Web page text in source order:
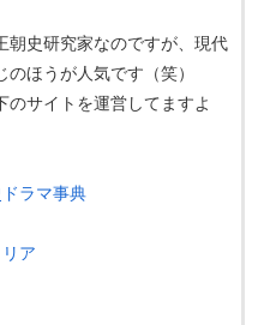
朝史研究家なのですが、現代
のほうが人気です（笑）
のサイトを運営してますよ
ラマ事典
ア